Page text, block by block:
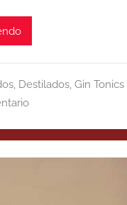
, Destilados, Gin Tonics